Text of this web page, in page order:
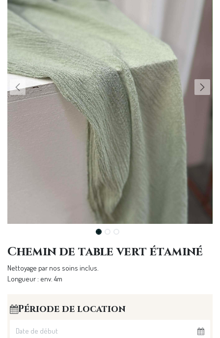
Chemin de table vert étaminé
Nettoyage par nos soins inclus.
Longueur : env. 4m
Période de location